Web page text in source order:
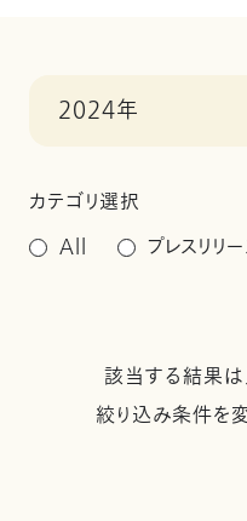
2024年
カテゴリ選択
All
プレスリリ
該当する結果は
絞り込み条件を